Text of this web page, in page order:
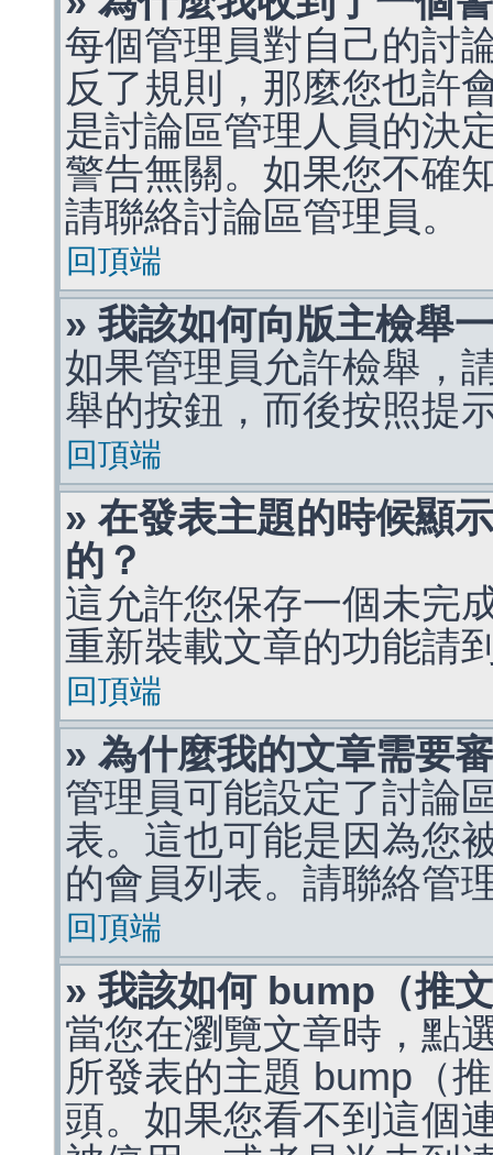
每個管理員對自己的討
反了規則，那麼您也許
是討論區管理人員的決
警告無關。如果您不確
請聯絡討論區管理員。
回頂端
» 我該如何向版主檢舉
如果管理員允許檢舉，
舉的按鈕，而後按照提
回頂端
» 在發表主題的時候顯
的？
這允許您保存一個未完
重新裝載文章的功能請
回頂端
» 為什麼我的文章需要
管理員可能設定了討論
表。這也可能是因為您
的會員列表。請聯絡管
回頂端
» 我該如何 bump（推
當您在瀏覽文章時，點
所發表的主題 bump（
頭。如果您看不到這個